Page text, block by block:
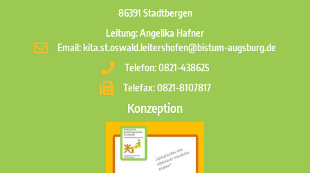
86391 Stadtbergen
Leitung: Angelika Hafner
Email: kita.st.oswald.leitershofen@bistum-augsburg.de
Telefon: 0821-438625
Telefax: 0821-8107817
Konzeption